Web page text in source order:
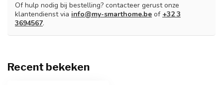
Of hulp nodig bij bestelling? contacteer gerust onze
klantendienst via info@my-smarthome.be of +32 3
3694567.
Recent bekeken